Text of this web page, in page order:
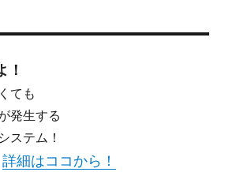
！
ても
発生する
ステム！
詳細はココから！